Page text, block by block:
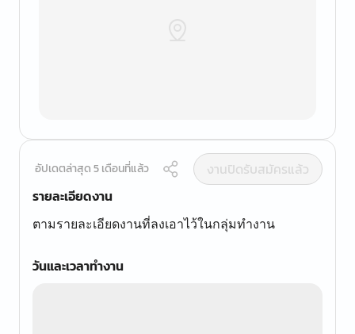
อัปเดตล่าสุด 5 เดือนที่แล้ว
งานปิดรับสมัครแล้ว
รายละเอียดงาน
ตามรายละเอียดงานที่ลงเอาไว้ในกลุ่มทำงาน
วันและเวลาทำงาน